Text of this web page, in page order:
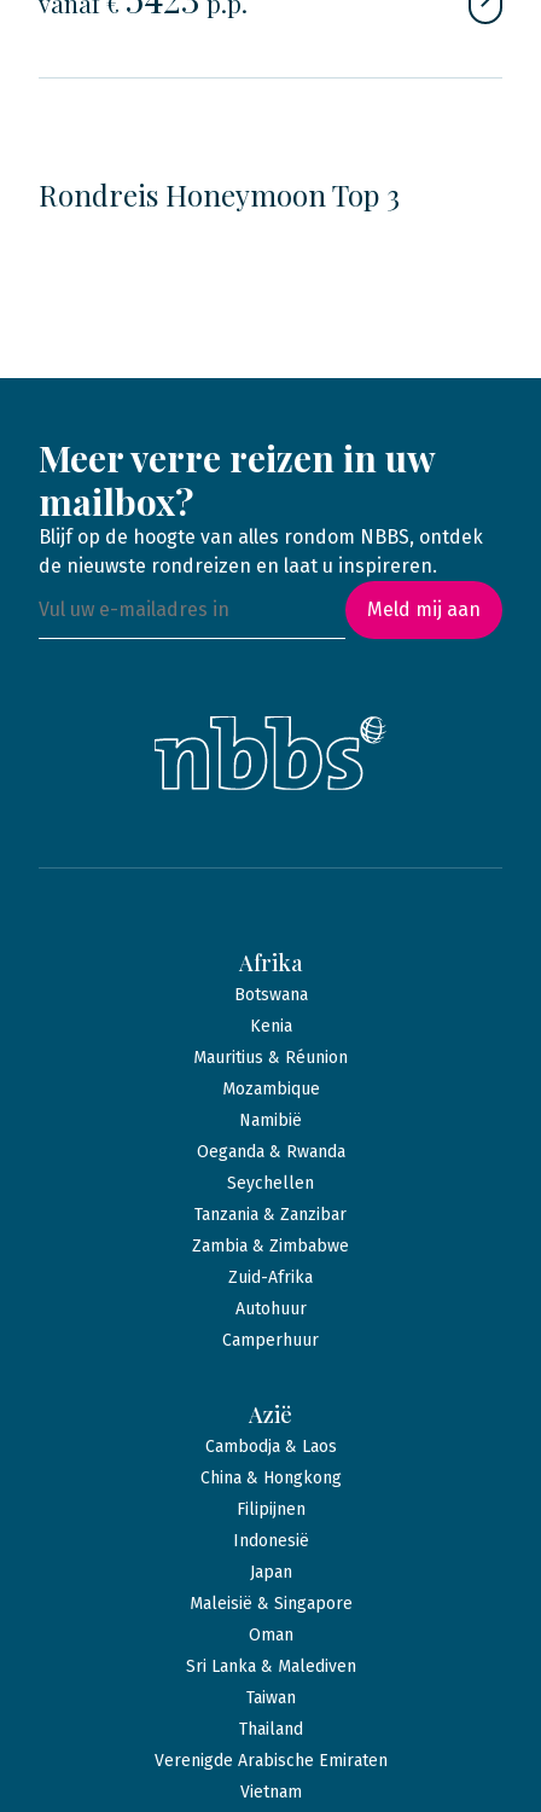
Rondreis Honeymoon Top 3
Meer verre reizen in uw
mailbox?
Blijf op de hoogte van alles rondom NBBS, ontdek
de nieuwste rondreizen en laat u inspireren.
Meld mij aan
Afrika
Botswana
Kenia
Mauritius & Réunion
Mozambique
Namibië
Oeganda & Rwanda
Seychellen
Tanzania & Zanzibar
Zambia & Zimbabwe
Zuid-Afrika
Autohuur
Camperhuur
Azië
Cambodja & Laos
China & Hongkong
Filipijnen
Indonesië
Japan
Maleisië & Singapore
Oman
Sri Lanka & Malediven
Taiwan
Thailand
Verenigde Arabische Emiraten
Vietnam